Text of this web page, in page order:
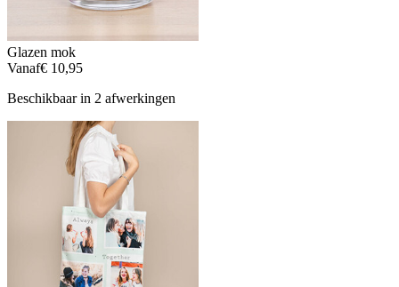
Glazen mok
Vanaf€ 10,95
Beschikbaar in 2 afwerkingen